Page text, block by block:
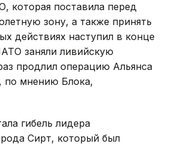
которая поставила перед
зону, а также принять
действиях наступил в конце
заняли ливийскую
продлил операцию Альянса
по мнению Блока,
гибель лидера
Сирт, который был